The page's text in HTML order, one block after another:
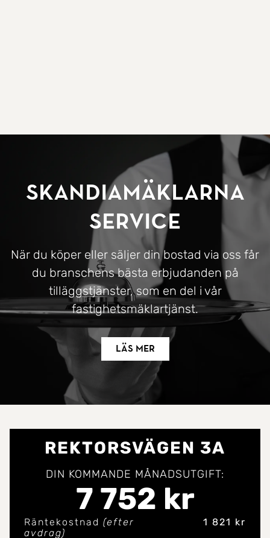
SkandiaMäklarna
Service
När du köper eller säljer din bostad via oss får
du branschens bästa erbjudanden på
tilläggstjänster, som en del i vår
fastighetsmäklartjänst.
Läs mer